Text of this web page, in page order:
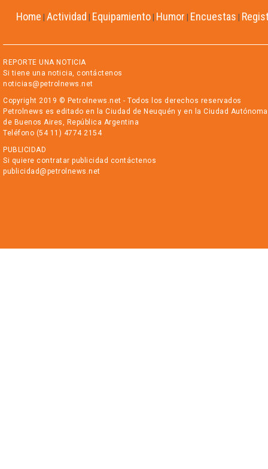
Home Actividad Equipamiento Humor Encuestas
REPORTE UNA NOTICIA
Si tiene una noticia, contáctenos
noticias@petrolnews.net
Copyright 2019 © Petrolnews.net - Todos los derechos reservados
Petrolnews es editado en la Ciudad de Neuquén y en la Ciudad Autónoma
de Buenos Aires, República Argentina
Teléfono (54 11) 4774 2154
PUBLICIDAD
Si quiere contratar publicidad contáctenos
publicidad@petrolnews.net